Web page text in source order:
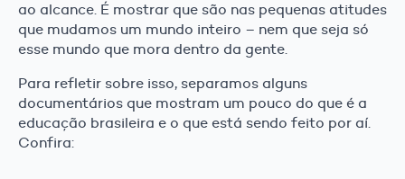
ao alcance. É mostrar que são nas pequenas atitudes
que mudamos um mundo inteiro – nem que seja só
esse mundo que mora dentro da gente.
Para refletir sobre isso, separamos alguns
documentários que mostram um pouco do que é a
educação brasileira e o que está sendo feito por aí.
Confira: